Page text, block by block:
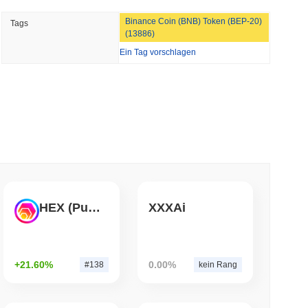
Team meldet 85 kritische Fehler in etwa
Handel, begrenzt Einzelkäufer jedoch
Tags
Binance Coin (BNB) Token (BEP-20)
(13886)
Ein Tag vorschlagen
HEX (Pulsechain)
+21.60% #138
XXXAi
0.00% kein Rang